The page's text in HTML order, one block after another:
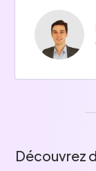
Découvrez